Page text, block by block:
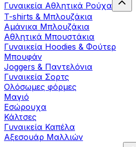
Γυναικεία Αθλητικά Ρούχα
T-shirts & Μπλουζάκια
Αμάνικα Μπλουζάκια
Aθλητικά Μπουστάκια
Γυναικεία Hoodies & Φούτερ
Μπουφάν
Joggers & Παντελόνια
Γυναικεία Σορτς
Ολόσωμες φόρμες
Μαγιό
Εσώρουχα
Κάλτσες
Γυναικεία Καπέλα
Αξεσουάρ Μαλλιών